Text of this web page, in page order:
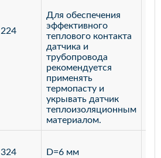
224
Для обеспечения
эффективного
теплового контакта
датчика и
трубопровода
рекомендуется
применять
термопасту и
укрывать датчик
теплоизоляционным
материалом.
324 D=6 мм